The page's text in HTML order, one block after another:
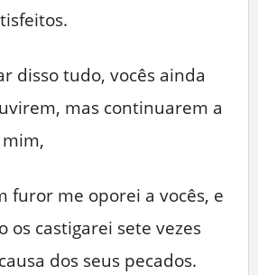
disso tudo, vocês ainda
mas continuarem a
furor me oporei a vocês, e
os castigarei sete vezes
dos seus pecados.